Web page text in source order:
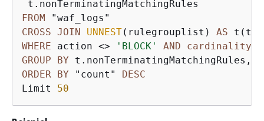
FROM
CROSS JOIN UNNEST(rulegrouplist) AS
WHERE action <> 'BLOCK' AND cardinality
GROUP
BY
ORDER BY "count" DESC
Limit 50